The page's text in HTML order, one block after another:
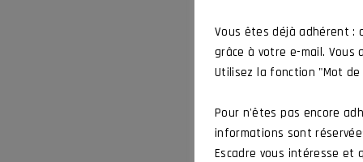
Vous êtes déjà adhérent :
grâce à votre e-mail. Vous
Utilisez la fonction "Mot
Pour n'êtes pas encore
informations sont
Escadre vous intéresse et